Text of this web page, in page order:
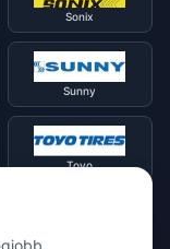
Sonix
Sunny
Toyo